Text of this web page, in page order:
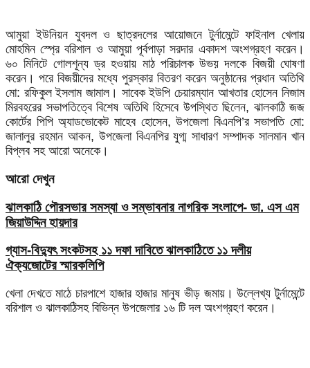
আমুয়া ইউনিয়ন যুবদল ও ছাত্রদলের আয়োজনে টুর্নামেন্টে ফাইনাল খেলায়
মোহমিন স্প্রে বরিশাল ও আমুয়া পূর্বপাড়া সরদার একাদশ অংশগ্রহণ করেন।
৬০ মিনিটে গোলশূন্য ড্র হওয়ায় মাঠ পরিচালক উভয় দলকে বিজয়ী ঘোষণা
করেন। পরে বিজয়ীদের মধ্যে পুরস্কার বিতরণ করেন অনুষ্ঠানের প্রধান অতিথি
মো: রফিকুল ইসলাম জামাল। সাবেক ইউপি চেয়ারম্যান আখতার হোসেন নিজাম
মিরবহরের সভাপতিত্বে বিশেষ অতিথি হিসেবে উপস্থিত ছিলেন, ঝালকাঠি জজ
কোর্টের পিপি অ্যাডভোকেট মাহেব হোসেন, উপজেলা বিএনপি’র সভাপতি মো:
জালালুর রহমান আকন, উপজেলা বিএনপির যুগ্ম সাধারণ সম্পাদক সালমান খান
বিপ্লব সহ আরো অনেকে।
আরো দেখুন
ঝালকাঠি পৌরসভার সমস্যা ও সম্ভাবনার নাগরিক সংলাপে- ডা. এস এম
জিয়াউদ্দিন হায়দার
গ্যাস-বিদ্যুৎ সংকটসহ ১১ দফা দাবিতে ঝালকাঠিতে ১১ দলীয়
ঐক্যজোটের স্মারকলিপি
খেলা দেখতে মাঠে চারপাশে হাজার হাজার মানুষ ভীড় জমায়। উল্লেখ্য টুর্নামেন্টে
বরিশাল ও ঝালকাঠিসহ বিভিন্ন উপজেলার ১৬ টি দল অংশগ্রহণ করেন।